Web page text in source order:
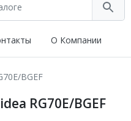
О Компании
BGEF
RG70E/BGEF